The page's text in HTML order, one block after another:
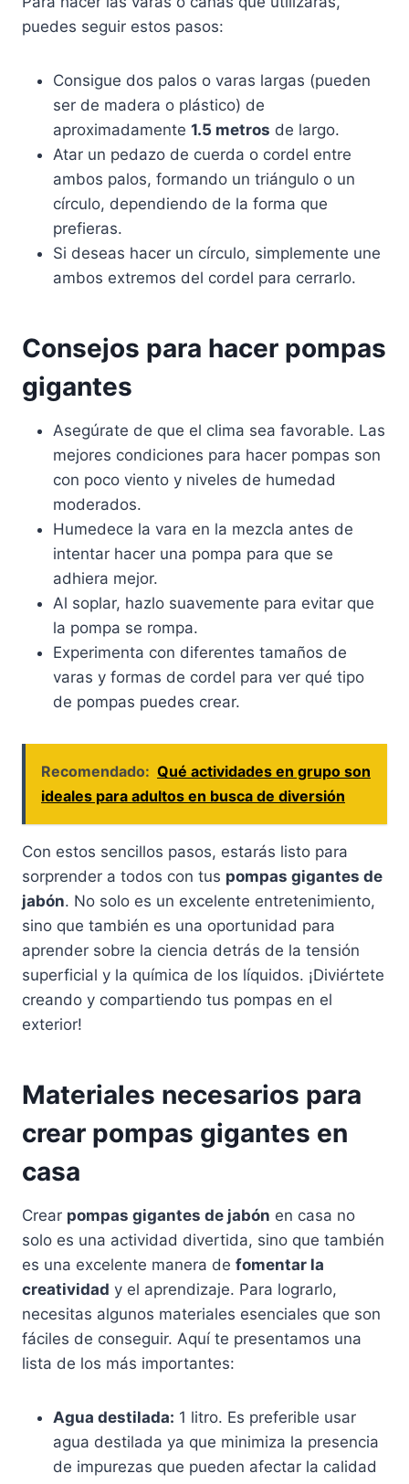
puedes seguir estos pasos:
Consigue dos palos o varas largas (pueden
ser de madera o plástico) de
aproximadamente 1.5 metros de largo.
Atar un pedazo de cuerda o cordel entre
ambos palos, formando un triángulo o un
círculo, dependiendo de la forma que
prefieras.
Si deseas hacer un círculo, simplemente une
ambos extremos del cordel para cerrarlo.
Consejos para hacer pompas
gigantes
Asegúrate de que el clima sea favorable. Las
mejores condiciones para hacer pompas son
con poco viento y niveles de humedad
moderados.
Humedece la vara en la mezcla antes de
intentar hacer una pompa para que se
adhiera mejor.
Al soplar, hazlo suavemente para evitar que
la pompa se rompa.
Experimenta con diferentes tamaños de
varas y formas de cordel para ver qué tipo
de pompas puedes crear.
Recomendado: Qué actividades en grupo son
ideales para adultos en busca de diversión
Con estos sencillos pasos, estarás listo para
sorprender a todos con tus pompas gigantes de
jabón. No solo es un excelente entretenimiento,
sino que también es una oportunidad para
aprender sobre la ciencia detrás de la tensión
superficial y la química de los líquidos. ¡Diviértete
creando y compartiendo tus pompas en el
exterior!
Materiales necesarios para
crear pompas gigantes en
casa
Crear pompas gigantes de jabón en casa no
solo es una actividad divertida, sino que también
es una excelente manera de fomentar la
creatividad y el aprendizaje. Para lograrlo,
necesitas algunos materiales esenciales que son
fáciles de conseguir. Aquí te presentamos una
lista de los más importantes:
Agua destilada: 1 litro. Es preferible usar
agua destilada ya que minimiza la presencia
de impurezas que pueden afectar la calidad